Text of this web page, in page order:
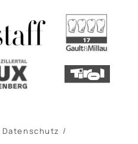
Datenschutz /